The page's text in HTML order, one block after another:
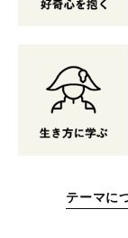
テーマに